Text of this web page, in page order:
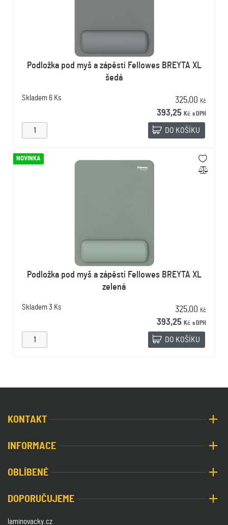
Podložka pod myš a zápěstí Fellowes BREYTA XL
šedá
Skladem 6 Ks 325,00 Kč
393,25 Kč s DPH
DO KOŠÍKU
NOVINKA
Podložka pod myš a zápěstí Fellowes BREYTA XL
zelená
Skladem 3 Ks 325,00 Kč
393,25 Kč s DPH
DO KOŠÍKU
KONTAKT
INFORMACE
OBLÍBENÉ
DOPORUČUJEME
laminovacky.cz